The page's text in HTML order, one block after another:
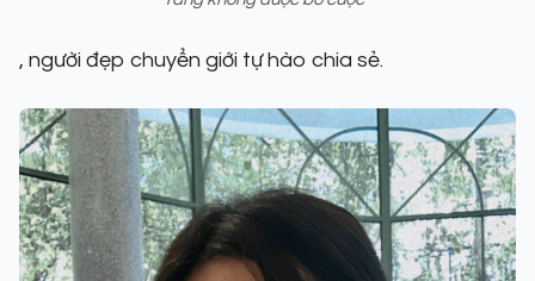
, người đẹp chuyển giới tự hào chia sẻ.